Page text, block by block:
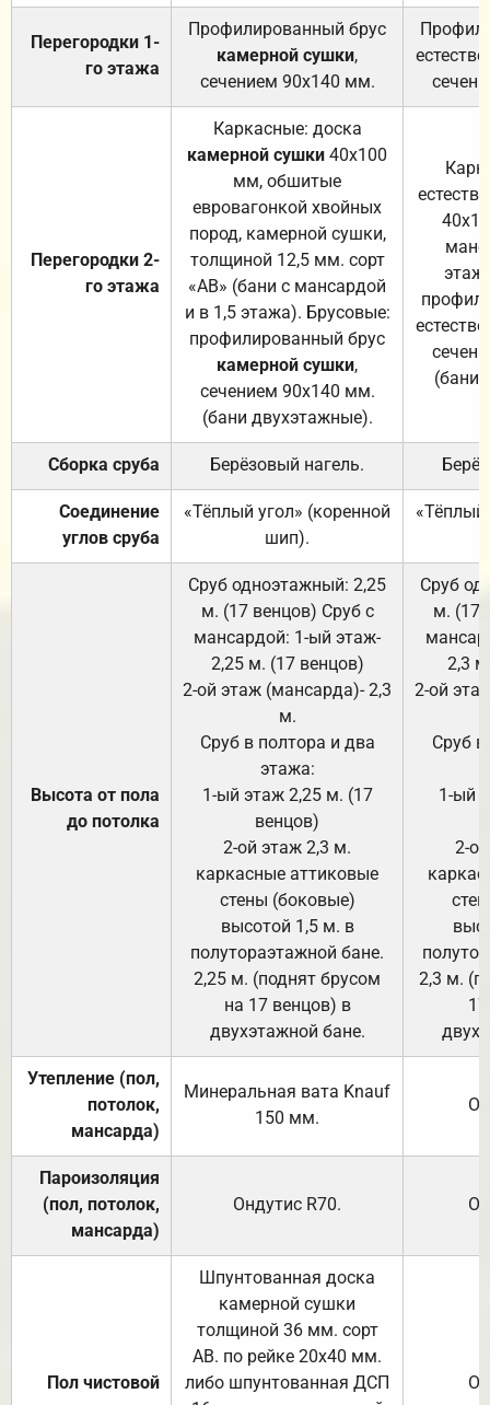
Перегородки 1-
го этажа
Профилированный брус
камерной сушки,
сечением 90х140 мм.
Перегородки 2-
го этажа
Каркасные: доска
камерной сушки 40х100
мм, обшитые
евровагонкой хвойных
пород, камерной сушки,
толщиной 12,5 мм. сорт
«АВ» (бани с мансардой
и в 1,5 этажа). Брусовые:
профилированный брус
камерной сушки,
сечением 90х140 мм.
(бани двухэтажные).
(бани
Сборка сруба Берёзовый нагель.
Соединение
углов сруба
«Тёплый угол» (коренной
шип).
«Тёплый
Высота от пола
до потолка
Сруб одноэтажный: 2,25
м. (17 венцов) Сруб с
мансардой: 1-ый этаж-
2,25 м. (17 венцов)
2-ой этаж (мансарда)- 2,3
м.
Сруб в полтора и два
этажа:
1-ый этаж 2,25 м. (17
венцов)
2-ой этаж 2,3 м.
каркасные аттиковые
стены (боковые)
высотой 1,5 м. в
полутораэтажной бане.
2,25 м. (поднят брусом
на 17 венцов) в
двухэтажной бане.
Сруб
м. (17
2,3
2-ой
Сруб
1-ый
2-
2,3 м.
Утепление (пол,
потолок,
мансарда)
Минеральная вата Knauf
150 мм.
Пароизоляция
(пол, потолок,
мансарда)
Ондутис R70.
Пол чистовой
Шпунтованная доска
камерной сушки
толщиной 36 мм. сорт
АВ. по рейке 20х40 мм.
либо шпунтованная ДСП